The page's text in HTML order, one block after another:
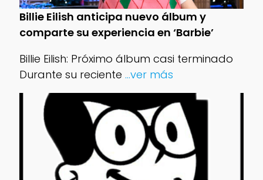
Billie Eilish anticipa nuevo álbum y
comparte su experiencia en ‘Barbie’
Billie Eilish: Próximo álbum casi terminado
Durante su reciente ...ver más